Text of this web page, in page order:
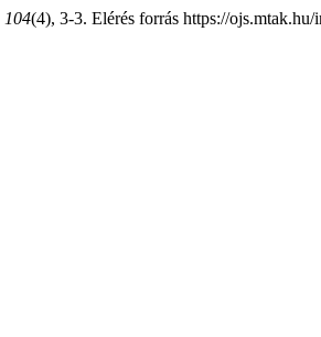
104(4), 3-3. Elérés forrás https://